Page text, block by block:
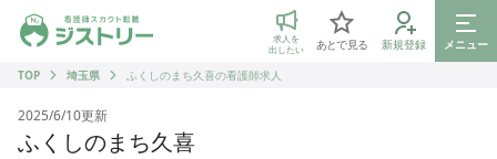
ジストリー 看護師の転職マッチング
求人を
出したい
あとで見る 新規登録
メニュー
TOP
埼玉県 ふくしのまち久喜の看護師求人
2025/6/10更新
ふくしのまち久喜